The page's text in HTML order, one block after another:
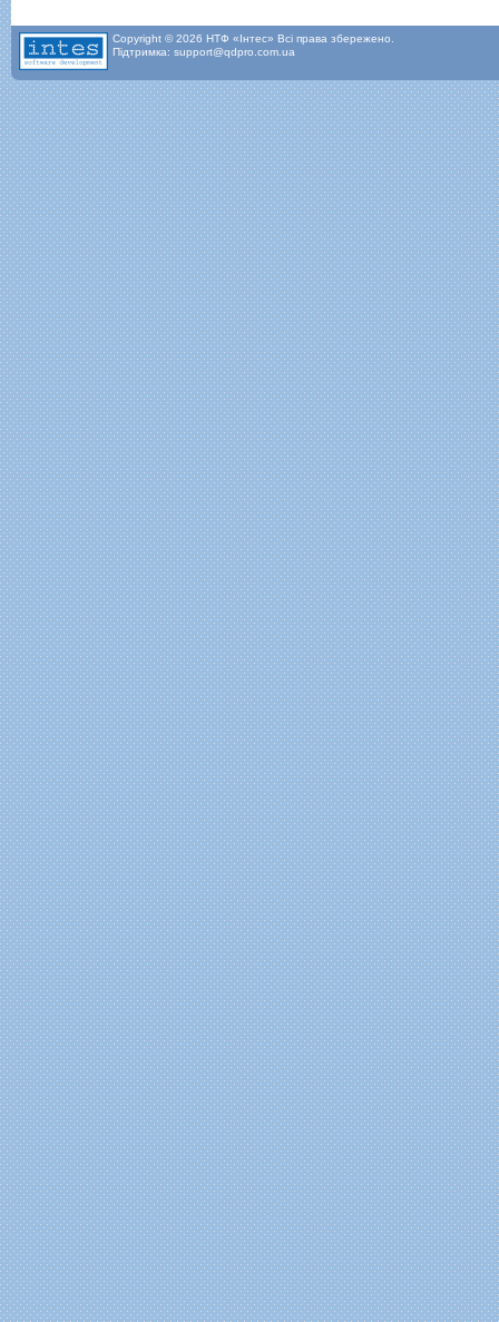
Copyright © 2026 НТФ «Інтес» Всі права збережено.
Підтримка: support@qdpro.com.ua